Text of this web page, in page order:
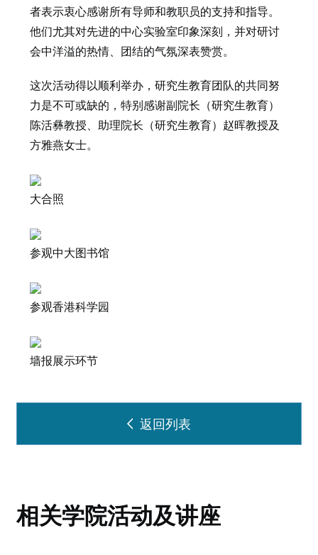
者表示衷心感谢所有导师和教职员的支持和指导。
他们尤其对先进的中心实验室印象深刻，并对研讨
会中洋溢的热情、团结的气氛深表赞赏。
这次活动得以顺利举办，研究生教育团队的共同努
力是不可或缺的，特别感谢副院长（研究生教育）
陈活彝教授、助理院长（研究生教育）赵晖教授及
方雅燕女士。
大合照
参观中大图书馆
参观香港科学园
墙报展示环节
返回列表
相关学院活动及讲座